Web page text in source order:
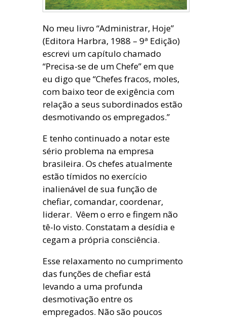
No meu livro “Administrar, Hoje”
(Editora Harbra, 1988 – 9ª Edição)
escrevi um capítulo chamado
“Precisa-se de um Chefe” em que
eu digo que “Chefes fracos, moles,
com baixo teor de exigência com
relação a seus subordinados estão
desmotivando os empregados.”
E tenho continuado a notar este
sério problema na empresa
brasileira. Os chefes atualmente
estão tímidos no exercício
inalienável de sua função de
chefiar, comandar, coordenar,
liderar. Vêem o erro e fingem não
tê-lo visto. Constatam a desídia e
cegam a própria consciência.
Esse relaxamento no cumprimento
das funções de chefiar está
levando a uma profunda
desmotivação entre os
empregados. Não são poucos